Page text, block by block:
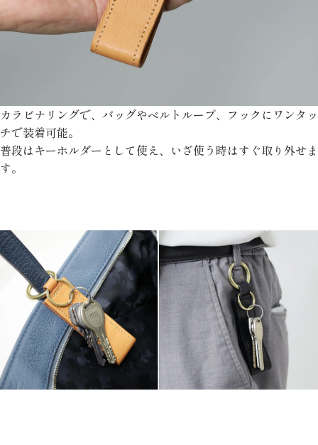
カラビナリングで、バッグやベルトループ、フックにワンタッ
チで装着可能。
普段はキーホルダーとして使え、いざ使う時はすぐ取り外せま
す。